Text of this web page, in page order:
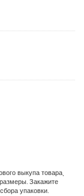
выкупа товара,
Закажите
упаковки.